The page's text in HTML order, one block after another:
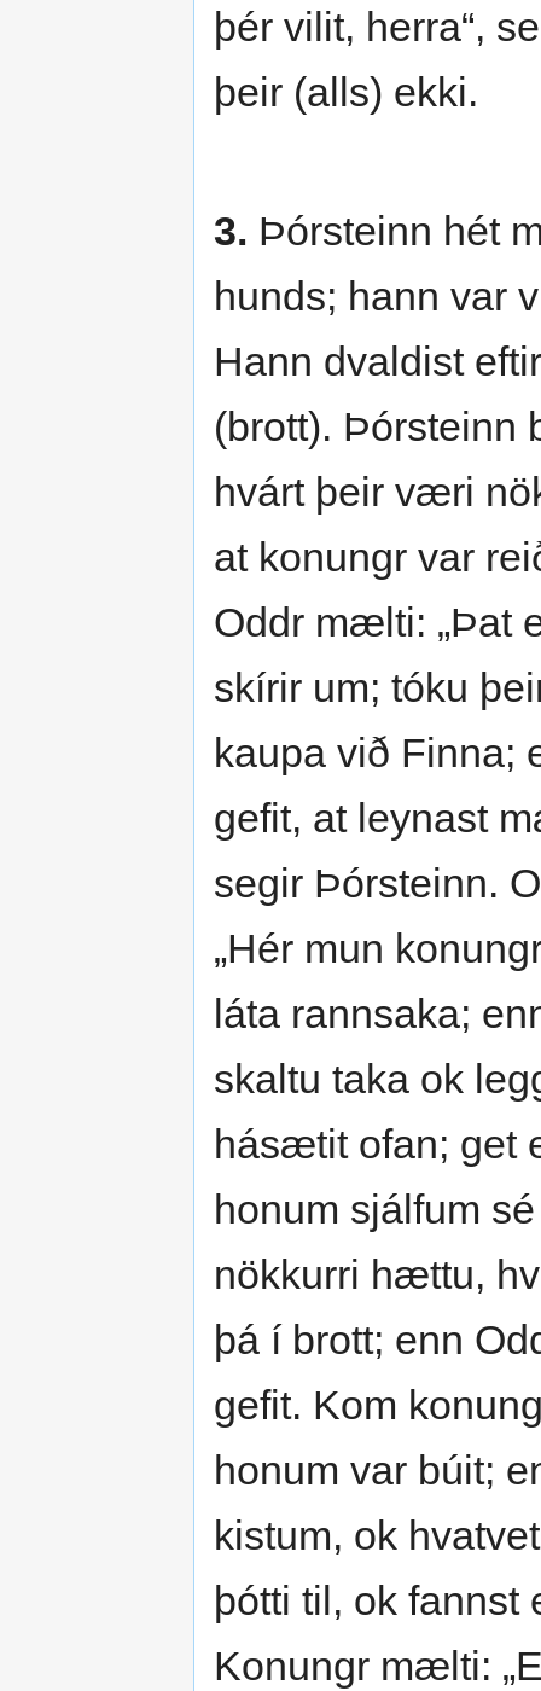
þér vilit, herra“,
þeir (alls) ekki.
3. Þórsteinn hét
hunds; hann var
Hann dvaldist
(brott). Þórsteinn
hvárt þeir væri
at konungr var
Oddr mælti: „Þat
skírir um; tóku
kaupa við Finna;
gefit, at leynast
segir Þórsteinn.
„Hér mun
láta rannsaka;
skaltu taka ok
hásætit ofan; get
honum sjálfum
nökkurri hættu,
þá í brott; enn
gefit. Kom
honum var búit;
kistum, ok
þótti til, ok fannst
Konungr mælti: